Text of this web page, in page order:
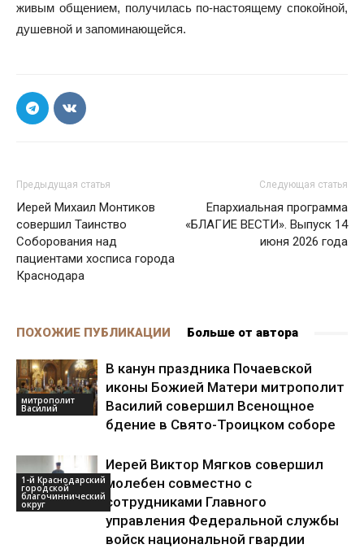
живым общением, получилась по-настоящему спокойной,
душевной и запоминающейся.
Предыдущая статья
Иерей Михаил Монтиков
совершил Таинство
Соборования над
пациентами хосписа города
Краснодара
Следующая статья
Епархиальная программа
«БЛАГИЕ ВЕСТИ». Выпуск 14
июня 2026 года
ПОХОЖИЕ ПУБЛИКАЦИИ Больше от автора
митрополит
Василий
В канун праздника Почаевской
иконы Божией Матери митрополит
Василий совершил Всенощное
бдение в Свято-Троицком соборе
1-й Краснодарский
городской
благочиннический
округ
Иерей Виктор Мягков совершил
молебен совместно с
сотрудниками Главного
управления Федеральной службы
войск национальной гвардии